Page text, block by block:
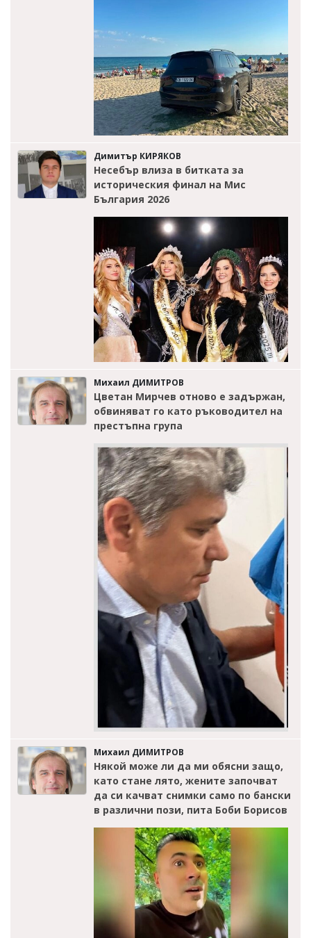
Димитър КИРЯКОВ
Несебър влиза в битката за
историческия финал на Мис
България 2026
Михаил ДИМИТРОВ
Цветан Мирчев отново е задържан,
обвиняват го като ръководител на
престъпна група
Михаил ДИМИТРОВ
Някой може ли да ми обясни защо,
като стане лято, жените започват
да си качват снимки само по бански
в различни пози, пита Боби Борисов